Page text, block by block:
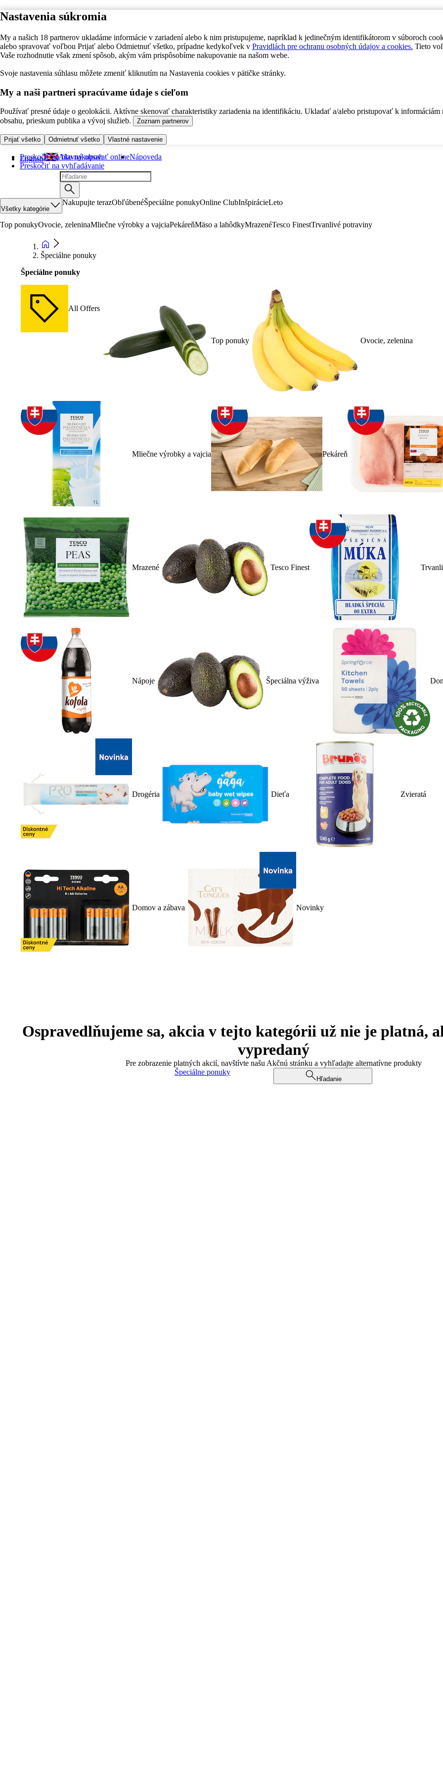
Nastavenia súkromia
My a našich 18 partnerov ukladáme informácie v zariadení alebo k nim pristupujeme, napríklad k jedinečným identifikátorom v súboroch
alebo spravovať voľbou Prijať alebo Odmietnuť všetko, prípadne kedykoľvek v Pravidlách pre ochranu osobných údajov a cookies. Tieto
Vaše rozhodnutie však zmení spôsob, akým vám prispôsobíme nakupovanie na našom webe.
Svoje nastavenia súhlasu môžete zmeniť kliknutím na Nastavenia cookies v pätičke stránky.
My a naši partneri spracúvame údaje s cieľom
Používať presné údaje o geolokácii. Aktívne skenovať charakteristiky zariadenia na identifikáciu. Ukladať a/alebo pristupovať k informáciám
obsahu, prieskum publika a vývoj služieb.
Zoznam partnerov
Prijať všetko Odmietnuť všetko Vlastné nastavenie
Preskočiť na hlavný obsah
Preskočiť na vyhľadávanie
English Ako nakupovať onlineNápoveda
Všetky kategórie
Nakupujte terazObľúbenéŠpeciálne ponukyOnline ClubInšpirácieLeto
Top ponukyOvocie, zeleninaMliečne výrobky a vajciaPekáreňMäso a lahôdkyMrazenéTesco FinestTrvanlivé potraviny
Špeciálne ponuky
Špeciálne ponuky
All Offers
Top ponuky Ovocie, zelenina
Mliečne výrobky a vajcia Pekáreň
Mrazené Tesco Finest
Nápoje Špeciálna výživa
Drogéria Dieťa Zvieratá
Domov a zábava Novinky
Ospravedlňujeme sa, akcia v tejto kategórii už nie je platná,
vypredaný
Pre zobrazenie platných akcií, navštívte našu Akčnú stránku a vyhľadajte alternatívne produkty
Špeciálne ponuky
Hľadanie